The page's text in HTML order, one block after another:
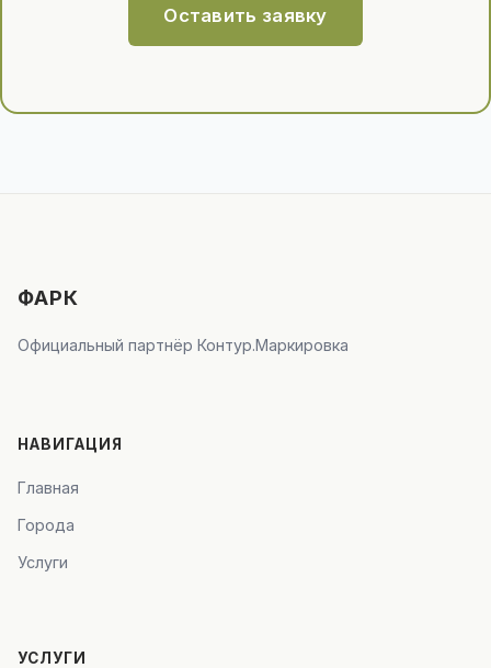
Оставить заявку
ФАРК
Официальный партнёр Контур.Маркировка
НАВИГАЦИЯ
Главная
Города
Услуги
УСЛУГИ